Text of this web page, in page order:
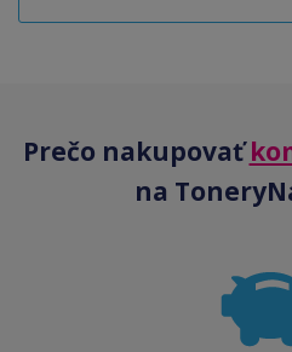
Prečo nakupovať
na